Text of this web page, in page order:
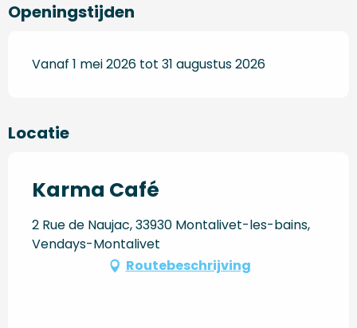
Openingstijden
Vanaf 1 mei 2026 tot 31 augustus 2026
Locatie
Karma Café
2 Rue de Naujac, 33930 Montalivet-les-bains,
Vendays-Montalivet
Routebeschrijving